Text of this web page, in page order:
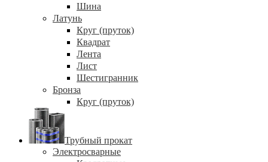
Шина
Латунь
Круг (пруток)
Квадрат
Лента
Лист
Шестигранник
Бронза
Круг (пруток)
Трубный прокат
Электросварные